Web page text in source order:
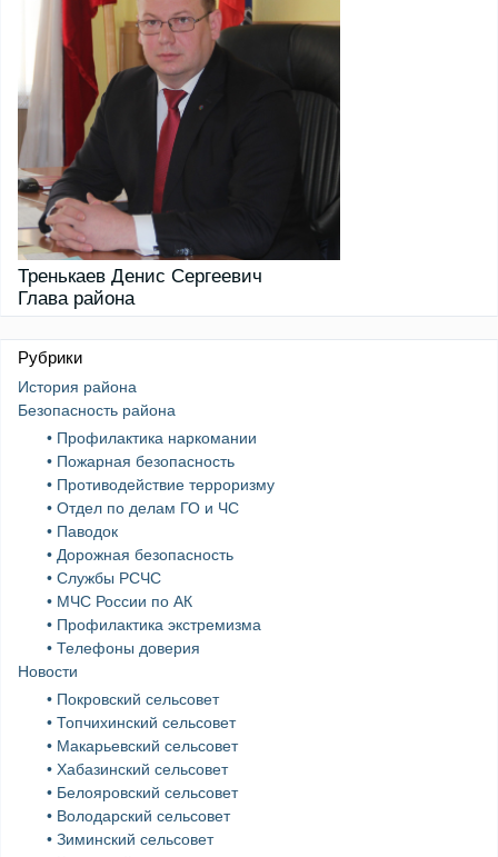
Тренькаев Денис Сергеевич
Глава района
Рубрики
История района
Безопасность района
• Профилактика наркомании
• Пожарная безопасность
• Противодействие терроризму
• Отдел по делам ГО и ЧС
• Паводок
• Дорожная безопасность
• Службы РСЧС
• МЧС России по АК
• Профилактика экстремизма
• Телефоны доверия
Новости
• Покровский сельсовет
• Топчихинский сельсовет
• Макарьевский сельсовет
• Хабазинский сельсовет
• Белояровский сельсовет
• Володарский сельсовет
• Зиминский сельсовет